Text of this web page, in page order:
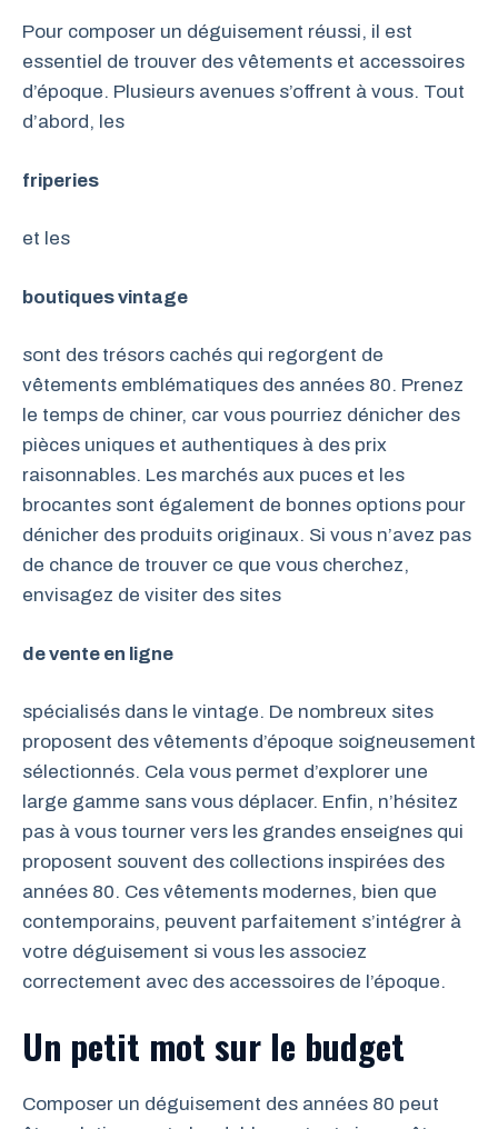
Pour composer un déguisement réussi, il est
essentiel de trouver des vêtements et accessoires
d’époque. Plusieurs avenues s’offrent à vous. Tout
d’abord, les
friperies
et les
boutiques vintage
sont des trésors cachés qui regorgent de
vêtements emblématiques des années 80. Prenez
le temps de chiner, car vous pourriez dénicher des
pièces uniques et authentiques à des prix
raisonnables. Les marchés aux puces et les
brocantes sont également de bonnes options pour
dénicher des produits originaux. Si vous n’avez pas
de chance de trouver ce que vous cherchez,
envisagez de visiter des sites
de vente en ligne
spécialisés dans le vintage. De nombreux sites
proposent des vêtements d’époque soigneusement
sélectionnés. Cela vous permet d’explorer une
large gamme sans vous déplacer. Enfin, n’hésitez
pas à vous tourner vers les grandes enseignes qui
proposent souvent des collections inspirées des
années 80. Ces vêtements modernes, bien que
contemporains, peuvent parfaitement s’intégrer à
votre déguisement si vous les associez
correctement avec des accessoires de l’époque.
Un petit mot sur le budget
Composer un déguisement des années 80 peut